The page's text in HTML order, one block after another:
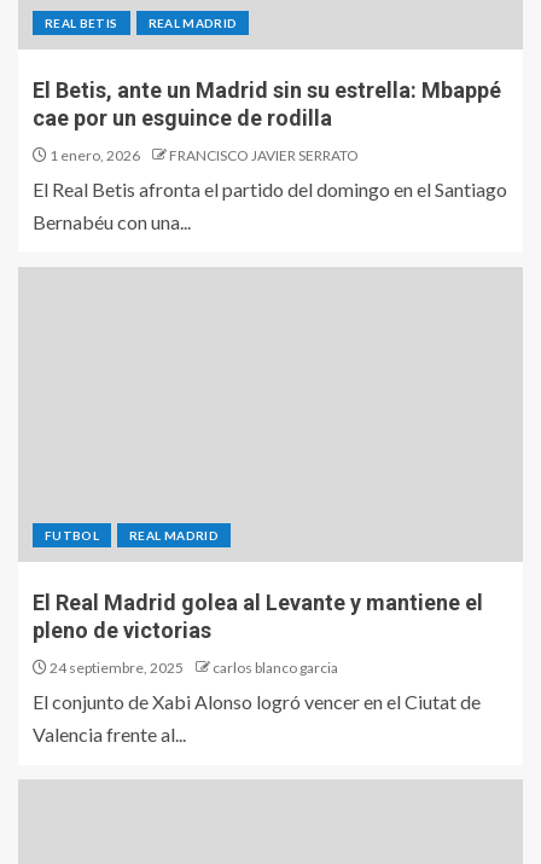
REAL BETIS REAL MADRID
El Betis, ante un Madrid sin su estrella: Mbappé
cae por un esguince de rodilla
1 enero, 2026 FRANCISCO JAVIER SERRATO
El Real Betis afronta el partido del domingo en el Santiago
Bernabéu con una...
FUTBOL REAL MADRID
El Real Madrid golea al Levante y mantiene el
pleno de victorias
24 septiembre, 2025 carlos blanco garcia
El conjunto de Xabi Alonso logró vencer en el Ciutat de
Valencia frente al...